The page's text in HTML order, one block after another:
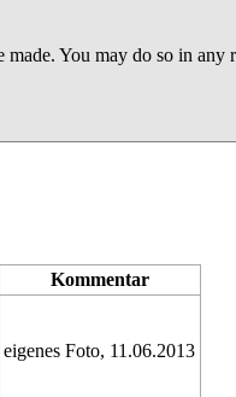
You may do so in any
Kommentar
eigenes Foto, 11.06.2013